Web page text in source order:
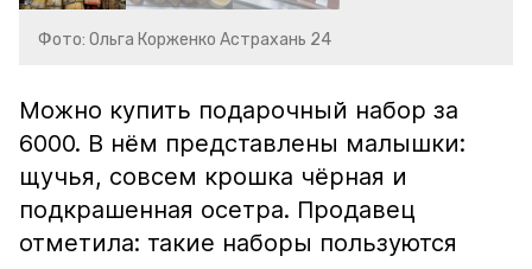
Фото: Ольга Корженко Астрахань 24
Можно купить подарочный набор за
6000. В нём представлены малышки:
щучья, совсем крошка чёрная и
подкрашенная осетра. Продавец
отметила: такие наборы пользуются